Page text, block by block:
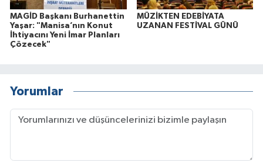
MAGİD Başkanı Burhanettin
Yaşar: "Manisa’nın Konut
İhtiyacını Yeni İmar Planları
Çözecek"
MÜZİKTEN EDEBİYATA
UZANAN FESTİVAL GÜNÜ
Yorumlar